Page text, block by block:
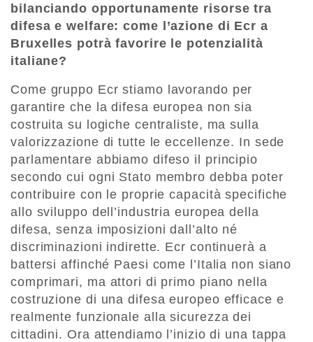
bilanciando opportunamente risorse tra
difesa e welfare: come l’azione di Ecr a
Bruxelles potrà favorire le potenzialità
italiane?
Come gruppo Ecr stiamo lavorando per
garantire che la difesa europea non sia
costruita su logiche centraliste, ma sulla
valorizzazione di tutte le eccellenze. In sede
parlamentare abbiamo difeso il principio
secondo cui ogni Stato membro debba poter
contribuire con le proprie capacità specifiche
allo sviluppo dell’industria europea della
difesa, senza imposizioni dall’alto né
discriminazioni indirette. Ecr continuerà a
battersi affinché Paesi come l’Italia non siano
comprimari, ma attori di primo piano nella
costruzione di una difesa europeo efficace e
realmente funzionale alla sicurezza dei
cittadini. Ora attendiamo l’inizio di una tappa